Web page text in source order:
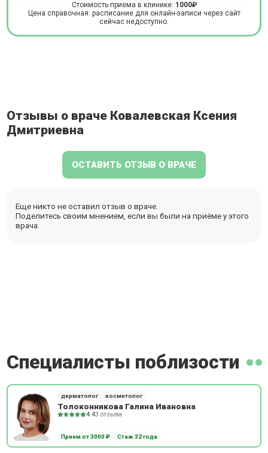
Стоимость приема в клинике: 1000₽
Цена справочная: расписание для онлайн-записи через сайт
сейчас недоступно.
Отзывы о враче Ковалевская Ксения
Дмитриевна
ОСТАВИТЬ ОТЗЫВ О ВРАЧЕ
Еще никто не оставил отзыв о враче.
Поделитесь своим мнением, если вы были на приёме у этого
врача.
Специалисты поблизости
дерматолог косметолог
Толоконникова Галина Ивановна
4.43 отзыва
Прием от 3000 ₽ Стаж 32 года